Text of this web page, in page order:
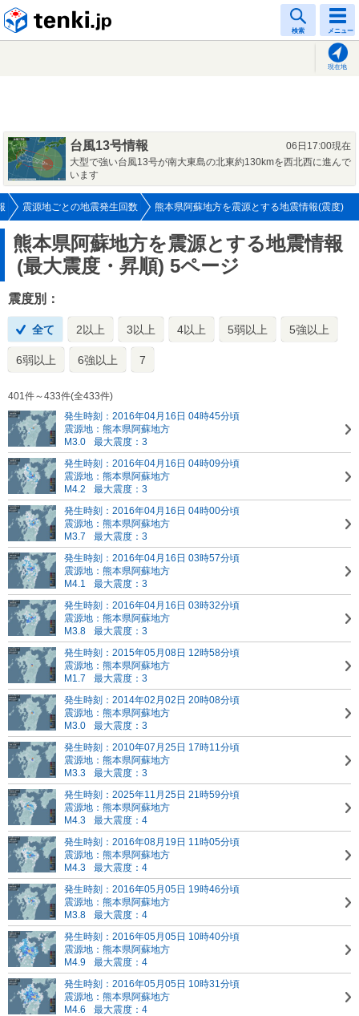
検索 メニュー
現在地
台風13号情報
06日17:00現在
大型で強い台風13号が南大東島の北東約130kmを西北西に進んで
います
震源地ごとの地震発生回数 熊本県阿蘇地方を震源とする地震情報(震度)
熊本県阿蘇地方を震源とする地震情報
(最大震度・昇順) 5ページ
震度別：
全て 2以上 3以上 4以上 5弱以上 5強以上
6弱以上 6強以上 7
401件～433件(全433件)
発生時刻：2016年04月16日 04時45分頃
震源地：熊本県阿蘇地方
M3.0
最大震度：3
発生時刻：2016年04月16日 04時09分頃
震源地：熊本県阿蘇地方
M4.2
最大震度：3
発生時刻：2016年04月16日 04時00分頃
震源地：熊本県阿蘇地方
M3.7
最大震度：3
発生時刻：2016年04月16日 03時57分頃
震源地：熊本県阿蘇地方
M4.1
最大震度：3
発生時刻：2016年04月16日 03時32分頃
震源地：熊本県阿蘇地方
M3.8
最大震度：3
発生時刻：2015年05月08日 12時58分頃
震源地：熊本県阿蘇地方
M1.7
最大震度：3
発生時刻：2014年02月02日 20時08分頃
震源地：熊本県阿蘇地方
M3.0
最大震度：3
発生時刻：2010年07月25日 17時11分頃
震源地：熊本県阿蘇地方
M3.3
最大震度：3
発生時刻：2025年11月25日 21時59分頃
震源地：熊本県阿蘇地方
M4.3
最大震度：4
発生時刻：2016年08月19日 11時05分頃
震源地：熊本県阿蘇地方
M4.3
最大震度：4
発生時刻：2016年05月05日 19時46分頃
震源地：熊本県阿蘇地方
M3.8
最大震度：4
発生時刻：2016年05月05日 10時40分頃
震源地：熊本県阿蘇地方
M4.9
最大震度：4
発生時刻：2016年05月05日 10時31分頃
震源地：熊本県阿蘇地方
M4.6
最大震度：4